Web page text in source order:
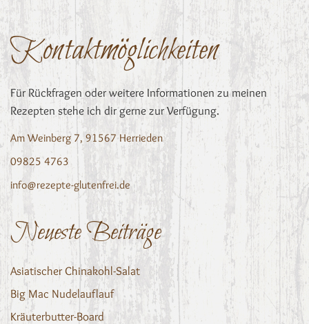
Kontaktmöglichkeiten
Für Rückfragen oder weitere Informationen zu meinen
Rezepten stehe ich dir gerne zur Verfügung.
Am Weinberg 7, 91567 Herrieden
09825 4763
info@rezepte-glutenfrei.de
Neueste Beiträge
Asiatischer Chinakohl-Salat
Big Mac Nudelauflauf
Kräuterbutter-Board